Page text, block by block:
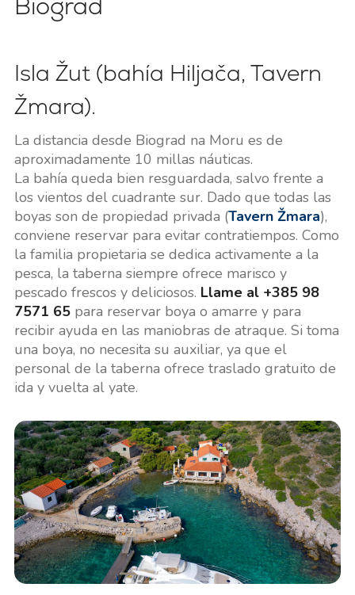
Isla Žut (bahía Hiljača, Tavern
Žmara).
La distancia desde Biograd na Moru es de
aproximadamente 10 millas náuticas.
La bahía queda bien resguardada, salvo frente a
los vientos del cuadrante sur. Dado que todas las
boyas son de propiedad privada (Tavern Žmara),
conviene reservar para evitar contratiempos. Como
la familia propietaria se dedica activamente a la
pesca, la taberna siempre ofrece marisco y
pescado frescos y deliciosos. Llame al +385 98
7571 65para reservar boya o amarre y para
recibir ayuda en las maniobras de atraque. Si toma
una boya, no necesita su auxiliar, ya que el
personal de la taberna ofrece traslado gratuito de
ida y vuelta al yate.